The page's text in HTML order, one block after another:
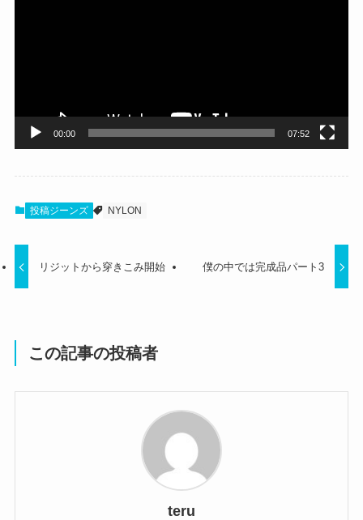
00:00 07:52
投稿ジーンズ NYLON
リジットから穿きこみ開始 僕の中では完成品パート3
この記事の投稿者
teru